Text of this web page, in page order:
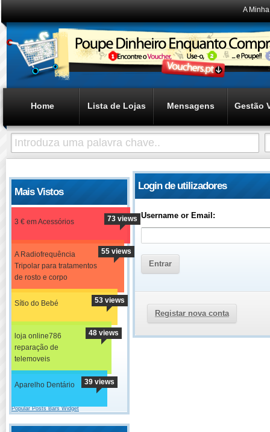
A
Home Lista de Lojas Mensagens Gestão
Mais Vistos
3 € em Acessórios 73 views
A Radiofrequência
Tripolar para tratamentos
de rosto e corpo
55 views
Sítio do Bebé 53 views
loja online786
reparação de
telemoveis
48 views
Aparelho Dentário 39 views
Popular Posts Bars Widget
Login de utilizadores
Username or Email:
Registar nova conta